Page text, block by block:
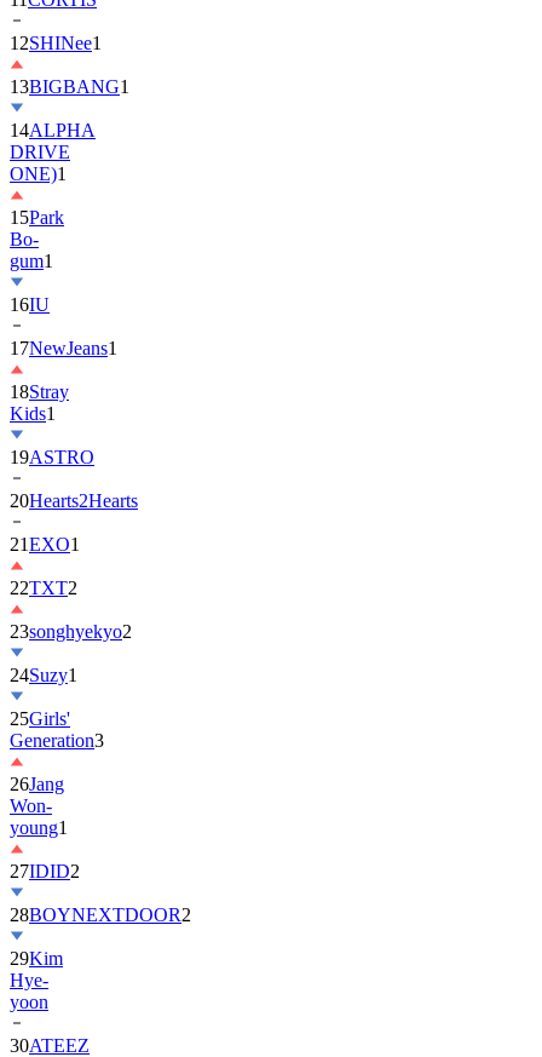
13BIGBANG
14ALPHA
DRIVE
ONE)1
15Park
Bo-
gum1
16IU
17NewJeans
18Stray
Kids
19ASTRO
20Hearts2Hearts
21EXO1
22TXT2
23songhyekyo
24Suzy1
25Girls'
Generation
26Jang
Won-
young1
27IDID
28BOYNEXTDOOR
29Kim
Hye-
yoon
30ATEEZ
31BABYMONSTER